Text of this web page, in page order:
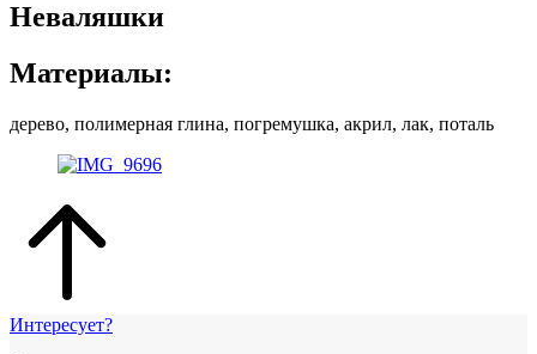
Неваляшки
Материалы:
дерево, полимерная глина, погремушка, акрил, лак, поталь
Интересует?